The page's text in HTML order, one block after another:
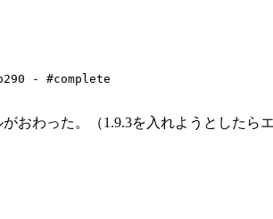
- #complete
おわった。（1.9.3を入れようとしたら